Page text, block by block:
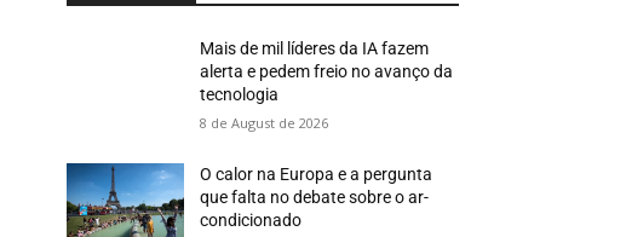
Mais de mil líderes da IA fazem
alerta e pedem freio no avanço da
tecnologia
8 de August de 2026
O calor na Europa e a pergunta
que falta no debate sobre o ar-
condicionado